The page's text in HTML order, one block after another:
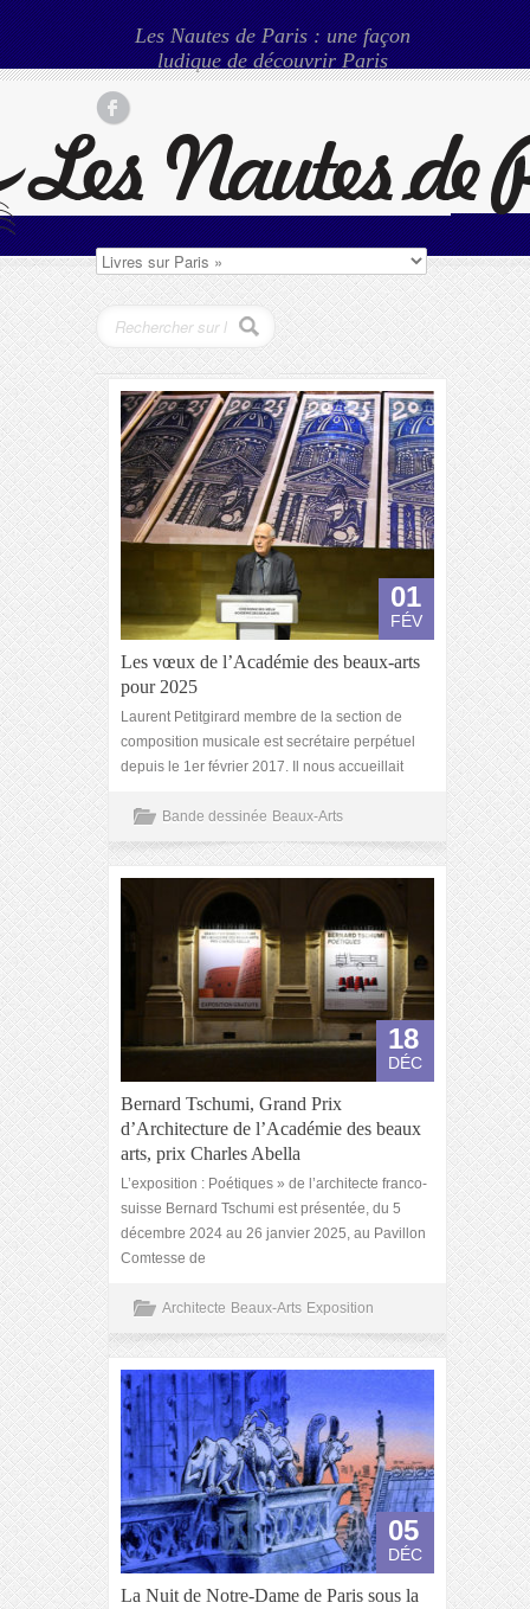
Les Nautes de Paris : une façon
ludique de découvrir Paris
01
FÉV
Les vœux de l’Académie des beaux-arts
pour 2025
Laurent Petitgirard membre de la section de
composition musicale est secrétaire perpétuel
depuis le 1er février 2017. Il nous accueillait
Bande dessinée Beaux-Arts
18
DÉC
Bernard Tschumi, Grand Prix
d’Architecture de l’Académie des beaux
arts, prix Charles Abella
L’exposition : Poétiques » de l’architecte franco-
suisse Bernard Tschumi est présentée, du 5
décembre 2024 au 26 janvier 2025, au Pavillon
Comtesse de
Architecte Beaux-Arts Exposition
05
DÉC
La Nuit de Notre-Dame de Paris sous la